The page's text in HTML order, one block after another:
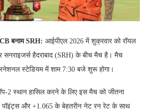
बनाम SRH: आईपीएल 2026 में शुक्रवार को रॉयल
हैदराबाद (SRH) के बीच मैच है। मैच
स्टेडियम में शाम 7:30 बजे शुरू होगा।
2 स्थान हासिल करने के लिए इस मैच को जीतना
पॉइंट्स और +1.065 के बेहतरीन नेट रन रेट के साथ